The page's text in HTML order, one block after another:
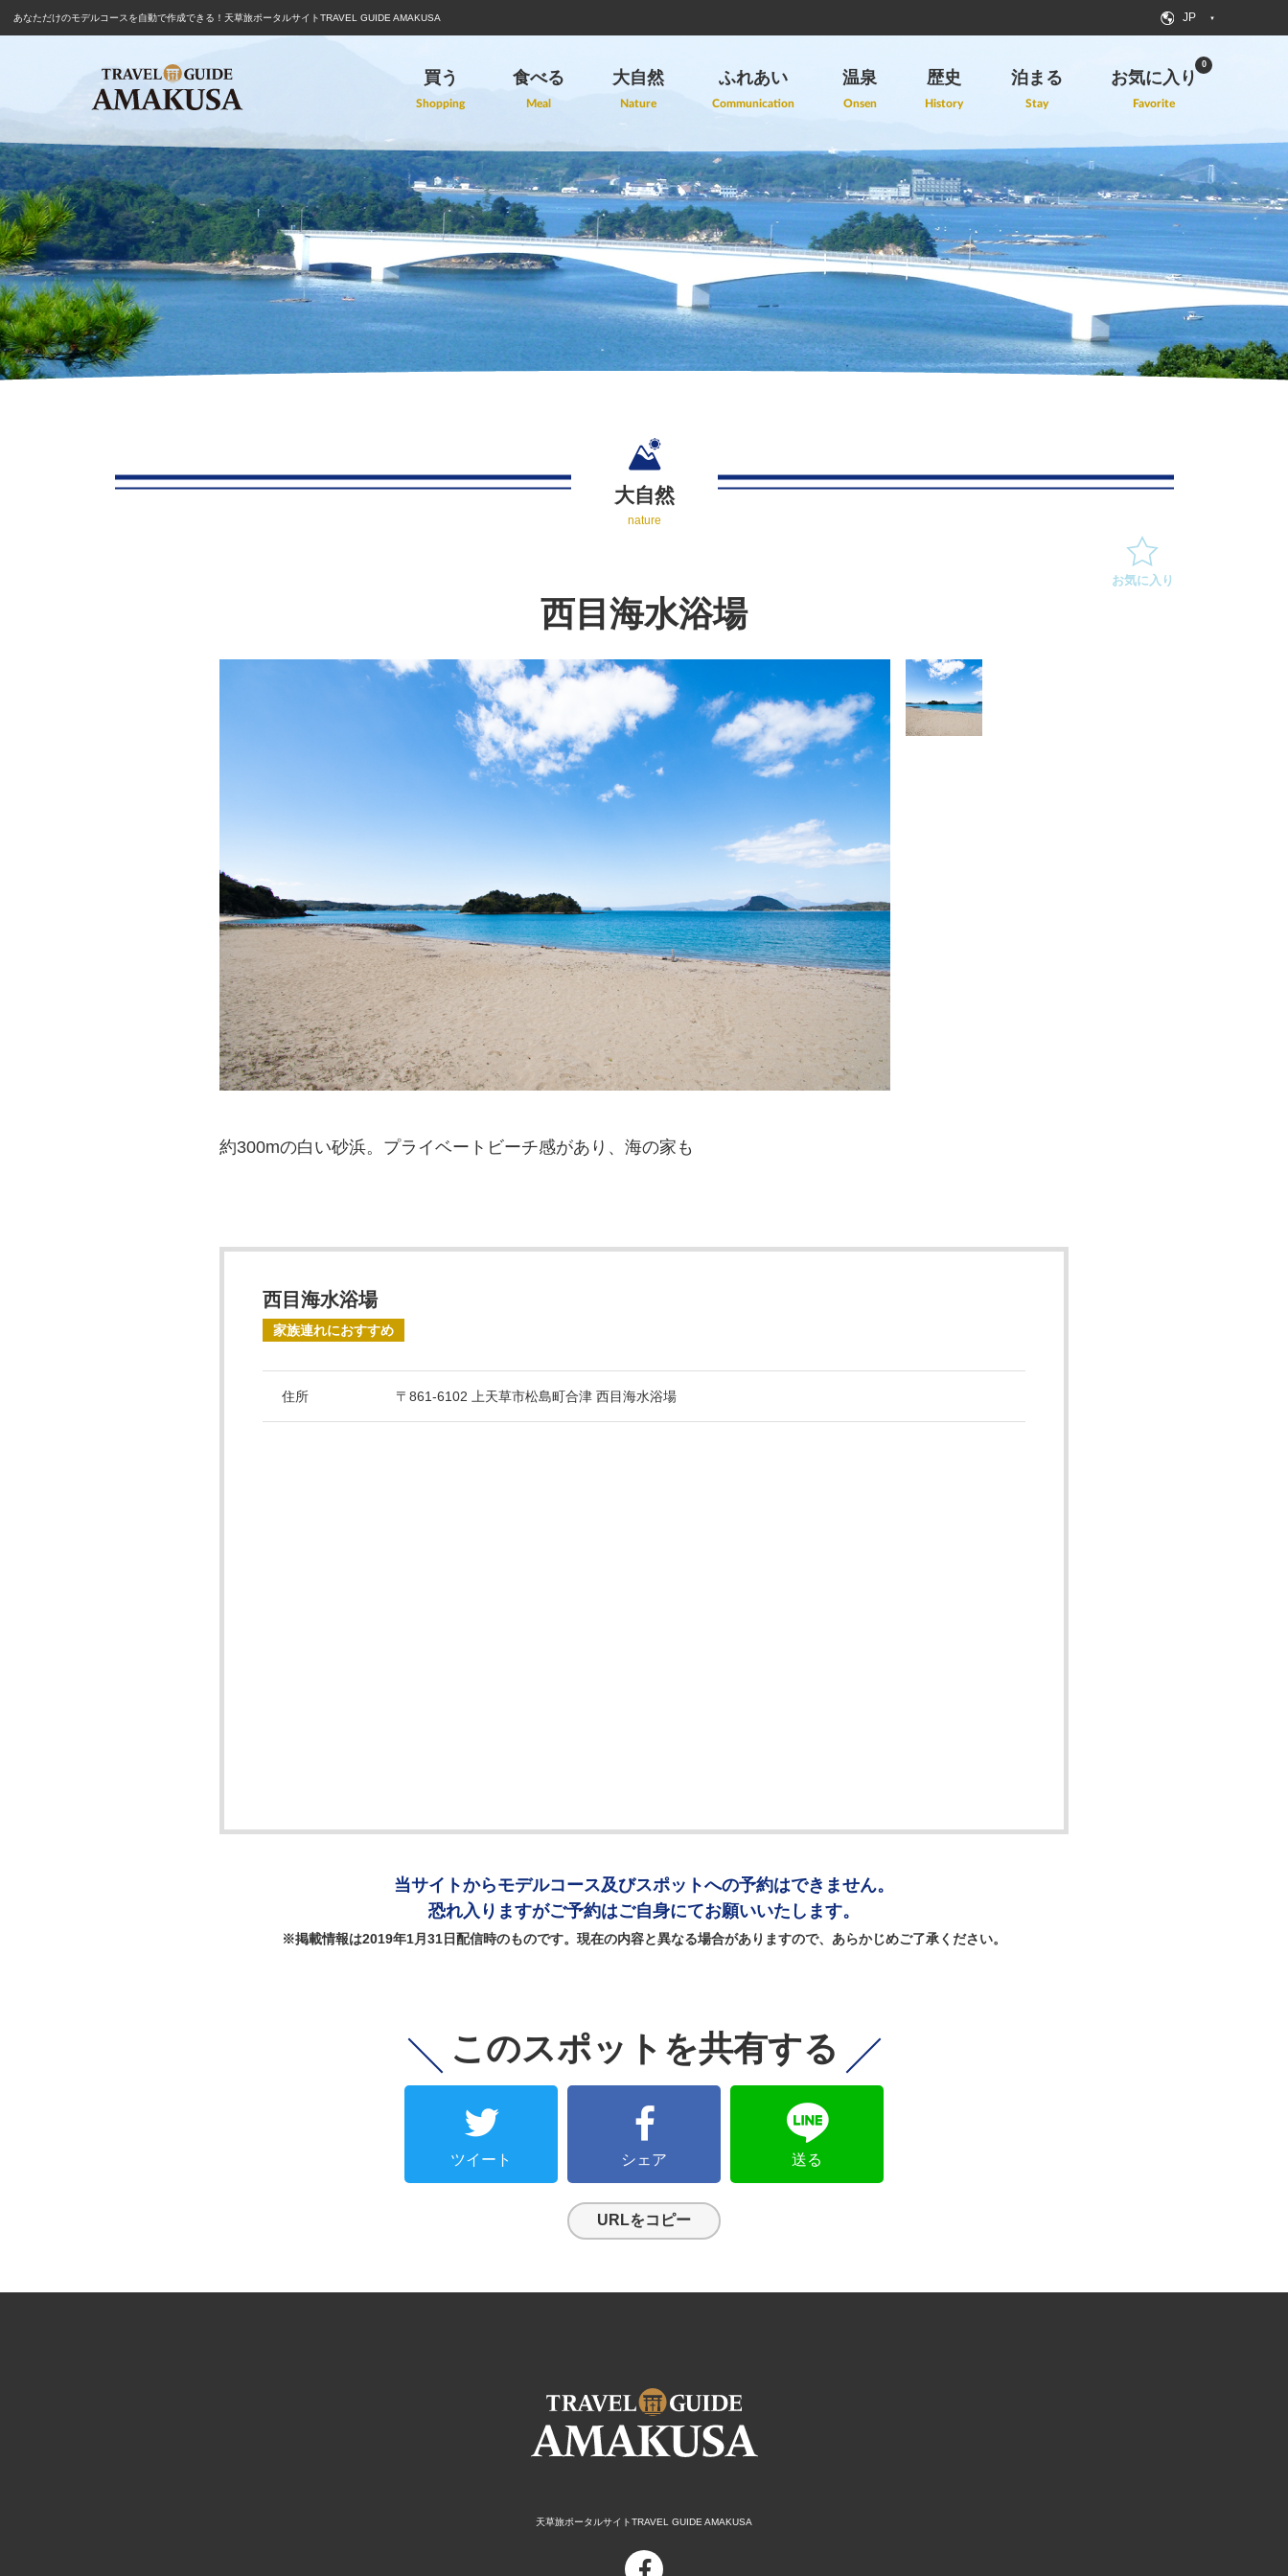
あなただけのモデルコースを自動で作成できる！ 天草旅ポータルサイトTRAVEL GUIDE AMAKUSA JP
買う
Shopping
食べる
Meal
大自然
Nature
ふれあい
Communication
温泉
Onsen
歴史
History
泊まる
Stay
お気に入り
Favorite
0
大自然
nature
お気に入り
西目海水浴場
約300mの白い砂浜。プライベートビーチ感があり、海の家も
西目海水浴場
家族連れにおすすめ
住所 〒861-6102 上天草市松島町合津 西目海水浴場
当サイトからモデルコース及びスポットへの予約はできません。
恐れ入りますがご予約はご自身にてお願いいたします。
※掲載情報は2019年1月31日配信時のものです。 現在の内容と異なる場合がありますので、 あらかじめご了承ください。
このスポットを共有する
ツイート シェア 送る
URLをコピー
天草旅ポータルサイトTRAVEL GUIDE AMAKUSA